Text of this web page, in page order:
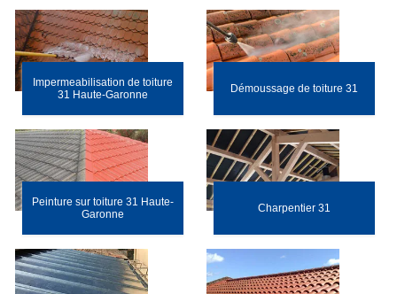
Impermeabilisation de toiture
31 Haute-Garonne
Démoussage de toiture 31
Peinture sur toiture 31 Haute-
Garonne
Charpentier 31